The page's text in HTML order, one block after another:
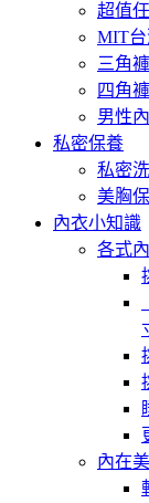
超值
MIT
三角褲
四角褲
男性
私密保養
私密
美胸
內衣小知識
各式
內在